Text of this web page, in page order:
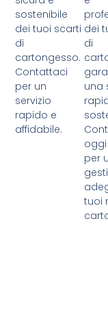
sostenibile
dei tuoi scarti
di
cartongesso.
Contattaci
per un
servizio
rapido e
affidabile.
dei
di
una
per
tuoi